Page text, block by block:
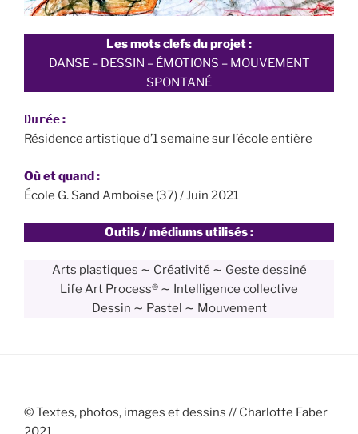
Les mots clefs du projet :
DANSE – DESSIN – ÉMOTIONS – MOUVEMENT
SPONTANÉ
Durée:
Résidence artistique d’1 semaine sur l’école entière
Où et quand :
École G. Sand Amboise (37) / Juin 2021
Outils / médiums utilisés :
Arts plastiques ∼ Créativité ∼ Geste dessiné
Life Art Process® ∼ Intelligence collective
Dessin ∼ Pastel ∼ Mouvement
©Textes, photos, images et dessins // Charlotte Faber